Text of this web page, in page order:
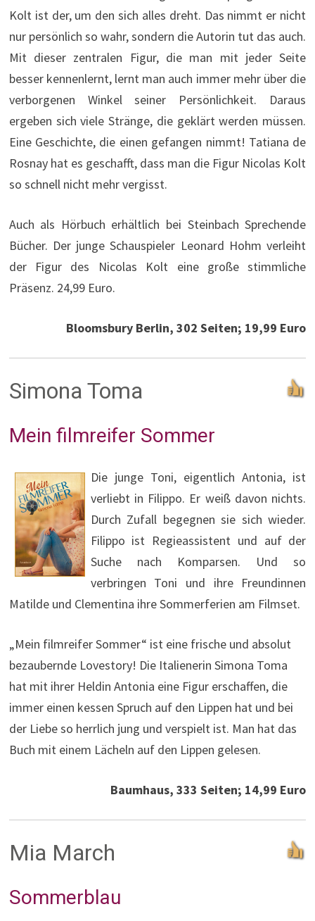
Kolt ist der, um den sich alles dreht. Das nimmt er nicht
nur persönlich so wahr, sondern die Autorin tut das auch.
Mit dieser zentralen Figur, die man mit jeder Seite
besser kennenlernt, lernt man auch immer mehr über die
verborgenen Winkel seiner Persönlichkeit. Daraus
ergeben sich viele Stränge, die geklärt werden müssen.
Eine Geschichte, die einen gefangen nimmt! Tatiana de
Rosnay hat es geschafft, dass man die Figur Nicolas Kolt
so schnell nicht mehr vergisst.
Auch als Hörbuch erhältlich bei Steinbach Sprechende
Bücher. Der junge Schauspieler Leonard Hohm verleiht
der Figur des Nicolas Kolt eine große stimmliche
Präsenz. 24,99 Euro.
Bloomsbury Berlin, 302 Seiten; 19,99 Euro
Simona Toma
Mein filmreifer Sommer
Die junge Toni, eigentlich Antonia, ist
verliebt in Filippo. Er weiß davon nichts.
Durch Zufall begegnen sie sich wieder.
Filippo ist Regieassistent und auf der
Suche nach Komparsen. Und so
verbringen Toni und ihre Freundinnen
Matilde und Clementina ihre Sommerferien am Filmset.
„Mein filmreifer Sommer“ ist eine frische und absolut
bezaubernde Lovestory! Die Italienerin Simona Toma
hat mit ihrer Heldin Antonia eine Figur erschaffen, die
immer einen kessen Spruch auf den Lippen hat und bei
der Liebe so herrlich jung und verspielt ist. Man hat das
Buch mit einem Lächeln auf den Lippen gelesen.
Baumhaus, 333 Seiten; 14,99 Euro
Mia March
Sommerblau